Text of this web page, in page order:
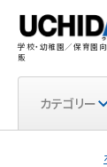
学校・幼稚園／保育園
販
カテゴリー